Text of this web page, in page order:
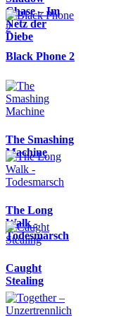
Chase – Im
Netz der
Diebe
Black Phone 2
The Smashing
Machine
The Long
Walk -
Todesmarsch
Caught
Stealing